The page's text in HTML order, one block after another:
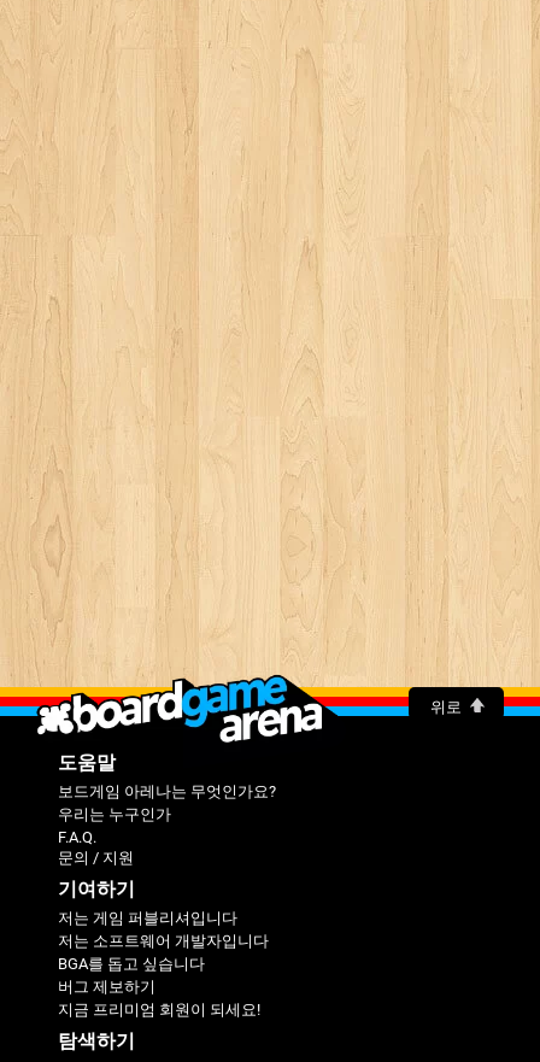
위로
도움말
보드게임 아레나는 무엇인가요?
우리는 누구인가
F.A.Q.
문의 / 지원
기여하기
저는 게임 퍼블리셔입니다
저는 소프트웨어 개발자입니다
BGA를 돕고 싶습니다
버그 제보하기
지금 프리미엄 회원이 되세요!
탐색하기